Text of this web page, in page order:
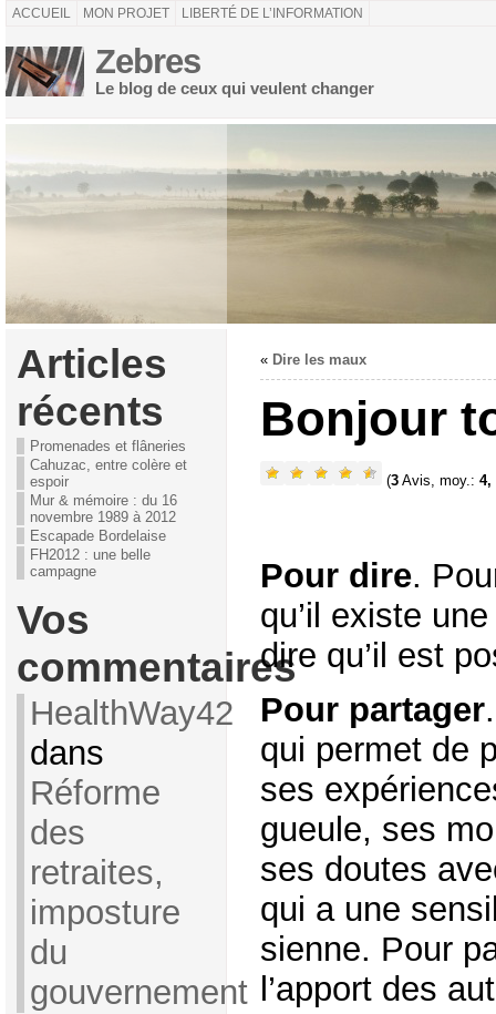
ACCUEIL MON PROJET LIBERTÉ DE L’INFORMATION
Zebres
Le blog de ceux qui veulent changer
Articles
récents
Promenades et flâneries
Cahuzac, entre colère et
espoir
Mur & mémoire : du 16
novembre 1989 à 2012
Escapade Bordelaise
FH2012 : une belle
campagne
Vos
commentaires
HealthWay42
dans
Réforme
des
retraites,
imposture
du
gouvernement
« Dire les maux
Bonjour
(3Avis, moy.: 4,
Pour dire.
qu’il existe
dire qu’il est
Pour partager
qui permet de
ses
gueule, ses
ses doutes
qui a une
sienne. Pour
l’apport des